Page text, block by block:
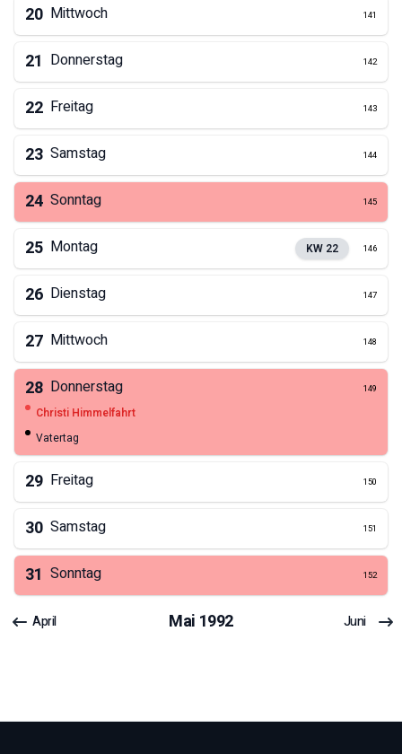
20 Mittwoch 141
21 Donnerstag 142
22 Freitag 143
23 Samstag 144
24 Sonntag 145
25 Montag KW 22 146
26 Dienstag 147
27 Mittwoch 148
28 Donnerstag 149
Christi Himmelfahrt
Vatertag
29 Freitag 150
30 Samstag 151
31 Sonntag 152
April Mai 1992 Juni